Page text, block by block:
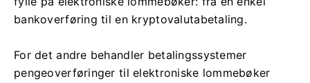
bankoverføring til en kryptovalutabetaling.
For det andre behandler betalingssystemer
pengeoverføringer til elektroniske lommebøker